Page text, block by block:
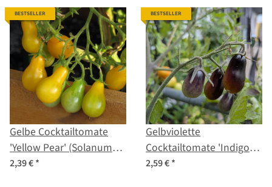
BESTSELLER
Gelbe Cocktailtomate
'Yellow Pear' (Solanum
lycopersicum) Samen
2,39 €*
BESTSELLER
Gelbviolette
Cocktailtomate 'Indigo
Pear Drops' (Solanum
2,59 €*